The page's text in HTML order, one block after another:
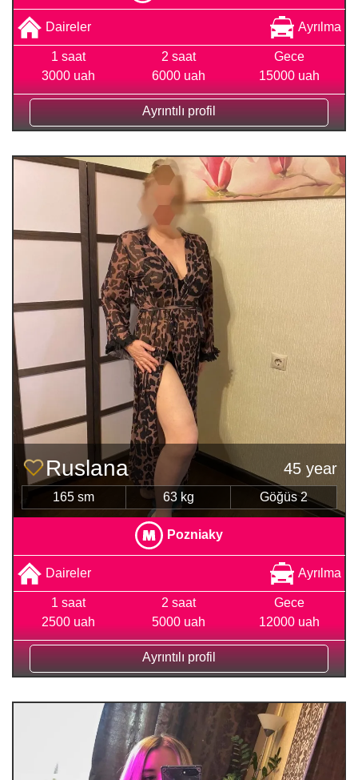
Daireler Ayrılma
1 saat
3000 uah
2 saat
6000 uah
Gece
15000 uah
Ayrıntılı profil
Ruslana 45 year
165 sm 63 kg Göğüs 2
Pozniaky
Daireler Ayrılma
1 saat
2500 uah
2 saat
5000 uah
Gece
12000 uah
Ayrıntılı profil